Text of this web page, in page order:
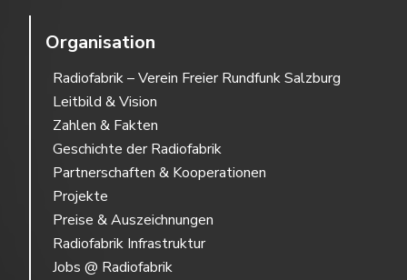
Organisation
Radiofabrik – Verein Freier Rundfunk Salzburg
Leitbild & Vision
Zahlen & Fakten
Geschichte der Radiofabrik
Partnerschaften & Kooperationen
Projekte
Preise & Auszeichnungen
Radiofabrik Infrastruktur
Jobs @ Radiofabrik